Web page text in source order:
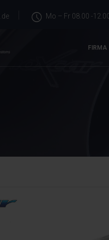
Mo – Fr 08.00 -
FIRMA